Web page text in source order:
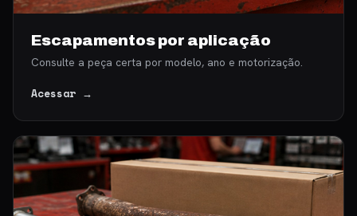
Escapamentos por aplicação
Consulte a peça certa por modelo, ano e motorização.
Acessar →